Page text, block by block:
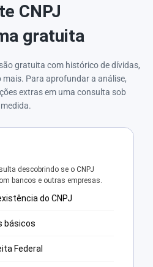
CNPJ
gratuita
gratuita com histórico de dívidas,
Para aprofundar a análise,
extras em uma consulta sob
medida.
descobrindo se o CNPJ
bancos e outras empresas.
do CNPJ
básicos
Federal